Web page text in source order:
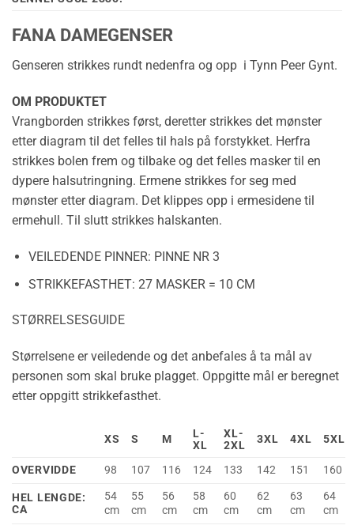
FANA DAMEGENSER
Genseren strikkes rundt nedenfra og opp i Tynn Peer Gynt.
OM PRODUKTET
Vrangborden strikkes først, deretter strikkes det mønster
etter diagram til det felles til hals på forstykket. Herfra
strikkes bolen frem og tilbake og det felles masker til en
dypere halsutringning. Ermene strikkes for seg med
mønster etter diagram. Det klippes opp i ermesidene til
ermehull. Til slutt strikkes halskanten.
VEILEDENDE PINNER: PINNE NR 3
STRIKKEFASTHET: 27 MASKER = 10 CM
STØRRELSESGUIDE
Størrelsene er veiledende og det anbefales å ta mål av
personen som skal bruke plagget. Oppgitte mål er beregnet
etter oppgitt strikkefasthet.
XS S M
L-
XL
XL-
2XL
3XL 4XL 5XL
OVERVIDDE 98 107 116 124 133 142 151 160
HEL LENGDE:
CA
54
cm
55
cm
56
cm
58
cm
60
cm
62
cm
63
cm
64
cm